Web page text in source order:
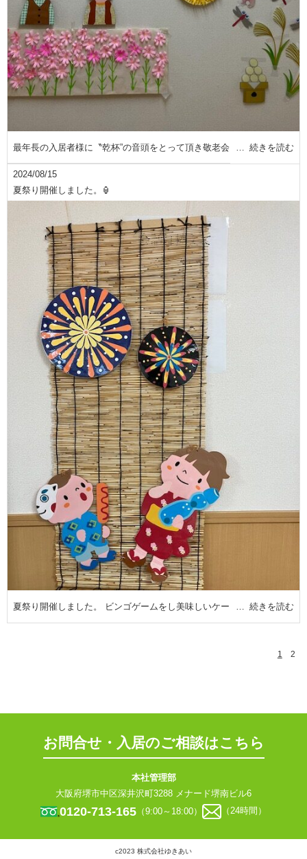
最年長の入居者様に〝乾杯”の音頭をとって頂き敬老会 続きを読む
2024/08/15
夏祭り開催しました。🏮
夏祭り開催しました。 ビンゴゲームをし美味しいケー 続きを読む
1 2
お問合せ・入居のご相談はこちら
本社管理部
大阪府堺市中区深井沢町3288 メナード堺南ビル6
0120-713-165 （9:00～18:00） （24時間）
c2023 株式会社ゆきあい